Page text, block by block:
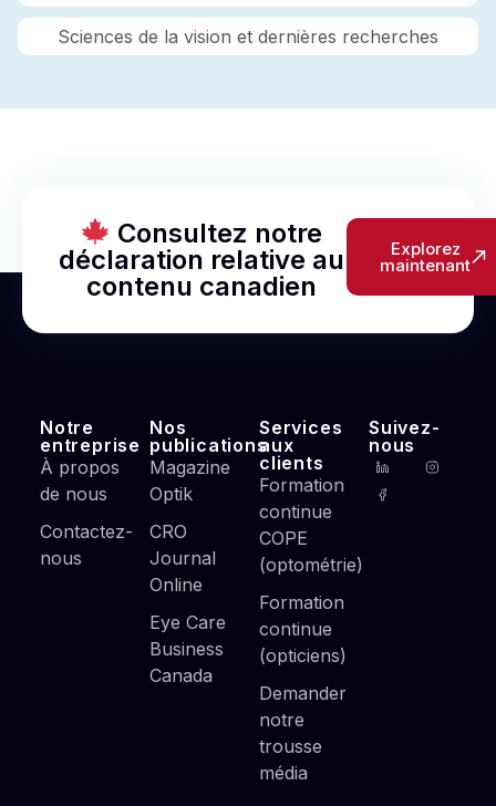
Sciences de la vision et dernières recherches
Consultez notre
déclaration relative au
contenu canadien
Explorez
maintenant
Notre
entreprise
À propos
de nous
Contactez-
nous
Nos
publications
Magazine
Optik
CRO
Journal
Online
Eye Care
Business
Canada
Services
aux
clients
Formation
continue
COPE
(optométrie)
Formation
continue
(opticiens)
Demander
notre
trousse
média
Suivez-
nous